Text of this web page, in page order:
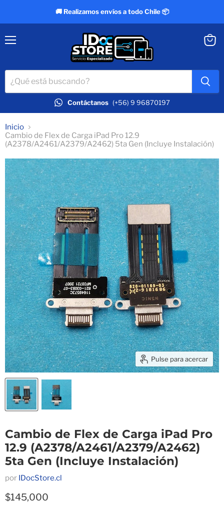
🚚 Realizamos envíos a todo Chile 📦
Contáctanos (+56) 9 96870197
Inicio
Cambio de Flex de Carga iPad Pro 12.9
(A2378/A2461/A2379/A2462) 5ta Gen (Incluye Instalación)
Pulse para acercar
Cambio de Flex de Carga iPad Pro
12.9 (A2378/A2461/A2379/A2462)
5ta Gen (Incluye Instalación)
por IDocStore.cl
Precio actual
$145,000